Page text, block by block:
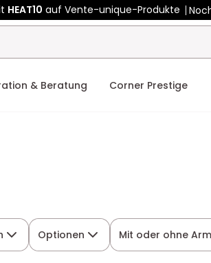
HEAT10 auf Vente-unique-Produkte
wird zu Vente-unique - Gleicher Shop,
& Beratung Corner Prestige
Optionen Mit oder ohne